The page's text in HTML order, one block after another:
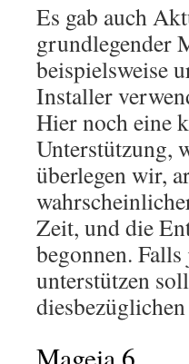
Es gab auch
grundlegender
beispielsweise
Installer
Hier noch eine
Unterstützung,
überlegen wir,
Zeit, und die
begonnen.
unterstützen